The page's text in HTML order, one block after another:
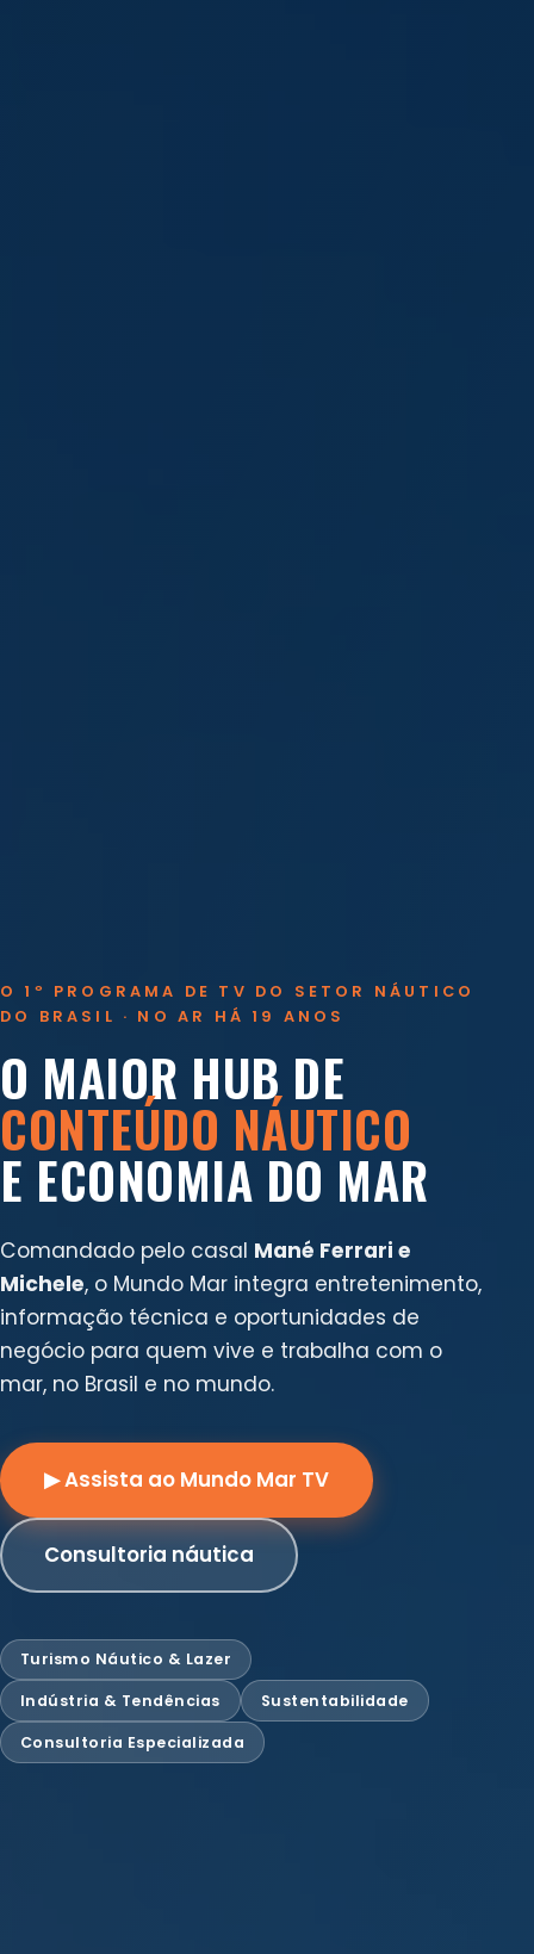
O 1º PROGRAMA DE TV DO SETOR NÁUTICO
DO BRASIL · NO AR HÁ 19 ANOS
O MAIOR HUB DE
CONTEÚDO NÁUTICO
E ECONOMIA DO MAR
Comandado pelo casal Mané Ferrari e
Michele, o Mundo Mar integra entretenimento,
informação técnica e oportunidades de
negócio para quem vive e trabalha com o
mar, no Brasil e no mundo.
▶ Assista ao Mundo Mar TV
Consultoria náutica
Turismo Náutico & Lazer
Indústria & Tendências Sustentabilidade
Consultoria Especializada